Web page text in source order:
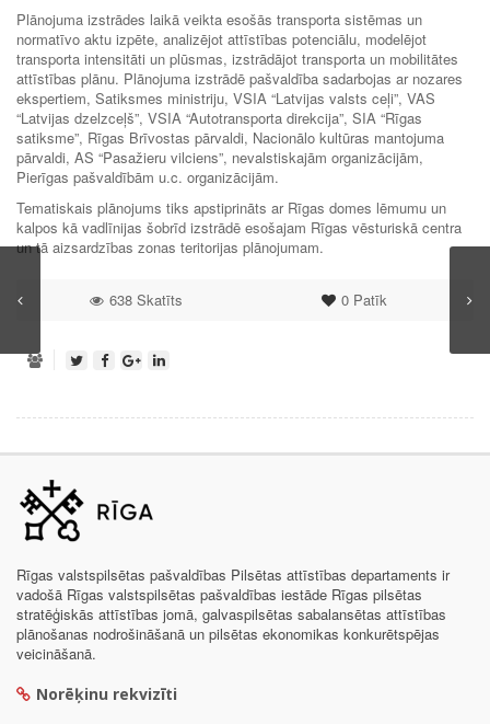
Plānojuma izstrādes laikā veikta esošās transporta sistēmas un
normatīvo aktu izpēte, analizējot attīstības potenciālu, modelējot
transporta intensitāti un plūsmas, izstrādājot transporta un mobilitātes
attīstības plānu. Plānojuma izstrādē pašvaldība sadarbojas ar nozares
ekspertiem, Satiksmes ministriju, VSIA “Latvijas valsts ceļi”, VAS
“Latvijas dzelzceļš”, VSIA “Autotransporta direkcija”, SIA “Rīgas
satiksme”, Rīgas Brīvostas pārvaldi, Nacionālo kultūras mantojuma
pārvaldi, AS “Pasažieru vilciens”, nevalstiskajām organizācijām,
Pierīgas pašvaldībām u.c. organizācijām.
Tematiskais plānojums tiks apstiprināts ar Rīgas domes lēmumu un
kalpos kā vadlīnijas šobrīd izstrādē esošajam Rīgas vēsturiskā centra
un tā aizsardzības zonas teritorijas plānojumam.
0Patīk
638 Skatīts
Rīgas valstspilsētas pašvaldības Pilsētas attīstības departaments ir
vadošā Rīgas valstspilsētas pašvaldības iestāde Rīgas pilsētas
stratēģiskās attīstības jomā, galvaspilsētas sabalansētas attīstības
plānošanas nodrošināšanā un pilsētas ekonomikas konkurētspējas
veicināšanā.
Norēķinu rekvizīti